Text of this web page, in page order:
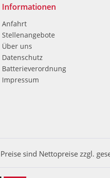
Informationen
Anfahrt
Stellenangebote
Über uns
Datenschutz
Batterieverordnung
Impressum
sind Nettopreise zzgl.